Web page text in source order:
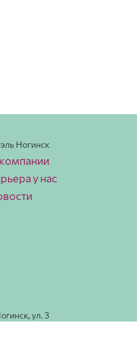
Ногинск
у нас
ул. 3